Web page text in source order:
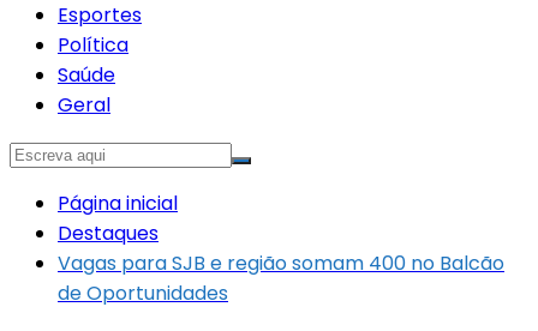
Esportes
Política
Saúde
Geral
Página inicial
Destaques
Vagas para SJB e região somam 400 no Balcão
de Oportunidades